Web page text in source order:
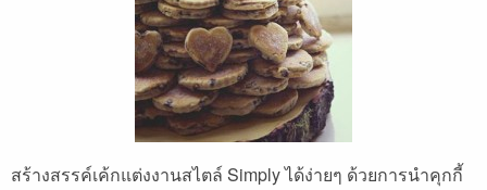
สร้างสรรค์เค้กแต่งงานสไตล์ Simply ได้ง่ายๆ ด้วยการนำคุกกี้